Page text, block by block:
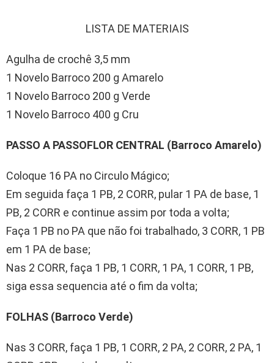
LISTA DE MATERIAIS
Agulha de crochê 3,5 mm
1 Novelo Barroco 200 g Amarelo
1 Novelo Barroco 200 g Verde
1 Novelo Barroco 400 g Cru
PASSO A PASSOFLOR CENTRAL (Barroco Amarelo)
Coloque 16 PA no Circulo Mágico;
Em seguida faça 1 PB, 2 CORR, pular 1 PA de base, 1
PB, 2 CORR e continue assim por toda a volta;
Faça 1 PB no PA que não foi trabalhado, 3 CORR, 1 PB
em 1 PA de base;
Nas 2 CORR, faça 1 PB, 1 CORR, 1 PA, 1 CORR, 1 PB,
siga essa sequencia até o fim da volta;
FOLHAS (Barroco Verde)
Nas 3 CORR, faça 1 PB, 1 CORR, 2 PA, 2 CORR, 2 PA, 1